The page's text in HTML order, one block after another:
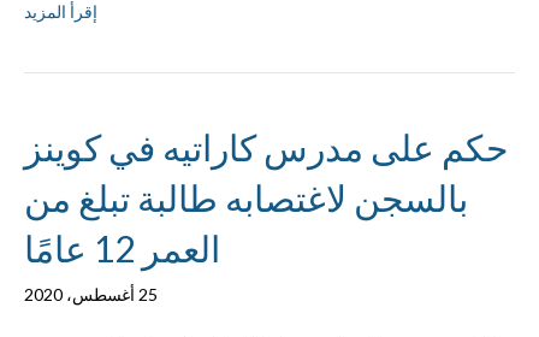
إقرأ المزيد
حكم على مدرس كاراتيه في كوينز
بالسجن لاغتصابه طالبة تبلغ من
العمر 12 عامًا
25 أغسطس، 2020